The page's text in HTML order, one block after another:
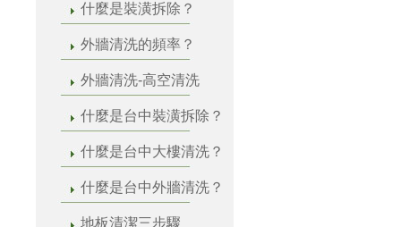
什麼是裝潢拆除？
外牆清洗的頻率？
外牆清洗-高空清洗
什麼是台中裝潢拆除？
什麼是台中大樓清洗？
什麼是台中外牆清洗？
地板清潔三步驟